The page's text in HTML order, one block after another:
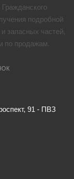
подробной
запасных частей,
по продажам.
91 - ПВЗ